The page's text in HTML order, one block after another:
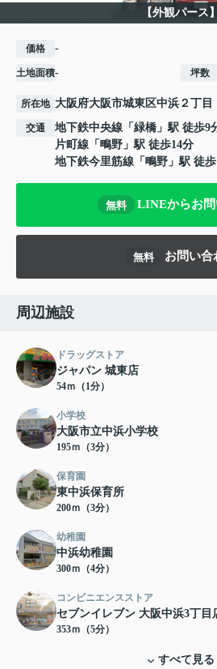
【外観パース】
価格 -
土地面積- 坪数
所在地 大阪府大阪市城東区中浜 ２丁目
交通 地下鉄中央線 「 緑橋 」駅 徒歩9
片町線 「 鴫野 」駅 徒歩14分
地下鉄今里筋線 「 鴫野 」駅 徒
無料 LINEからお
無料 お問い合
周辺施設
ドラッグストア
ジャパン 城東店
54ｍ（1分）
小学校
大阪市立中浜小学校
195ｍ（3分）
保育園
東中浜保育所
200ｍ（3分）
幼稚園
中浜幼稚園
300ｍ（4分）
コンビニエンスストア
セブンイレブン 大阪中浜3丁目
353ｍ（5分）
すべて見る